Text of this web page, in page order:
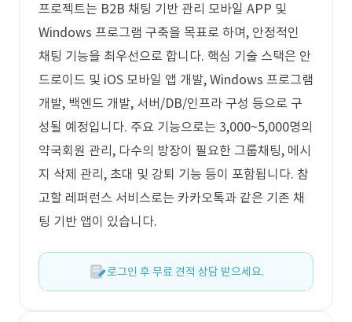
프로젝트는 B2B 채팅 기반 관리 모바일 APP 및
Windows 프로그램 구축을 목표로 하며, 안정적인
채팅 기능을 최우선으로 합니다. 핵심 기술 스택은 안
드로이드 및 iOS 모바일 앱 개발, Windows 프로그램
개발, 백엔드 개발, 서버/DB/인프라 구성 등으로 구
성될 예정입니다. 주요 기능으로는 3,000~5,000명의
약국회원 관리, 다수의 방장이 필요한 그룹채팅, 메시
지 삭제 관리, 초대 및 강퇴 기능 등이 포함됩니다. 참
고할 레퍼런스 서비스로는 카카오톡과 같은 기존 채
팅 기반 앱이 있습니다.
로그인 후 무료 견적 상담 받으세요.